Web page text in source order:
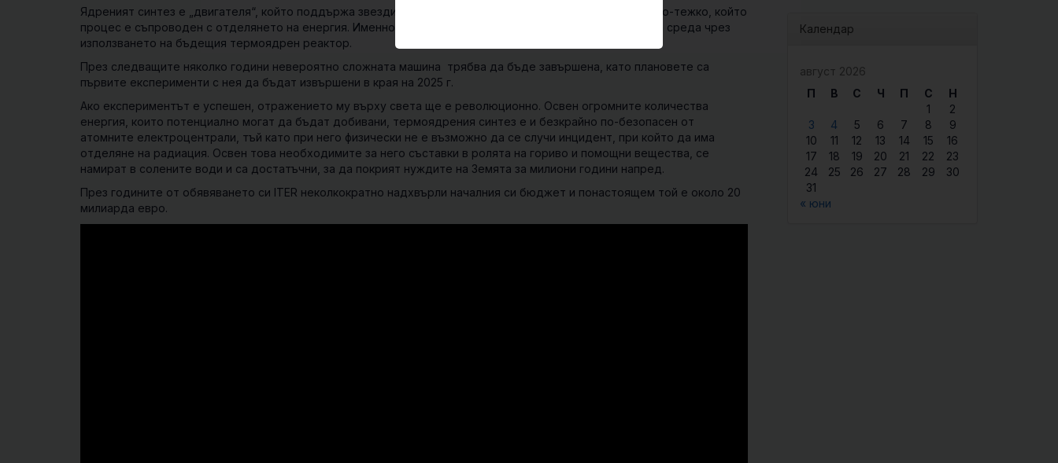
Ядреният синтез е „двигателя“, който поддържа звездите. При него по-леки атомни ядра се сливат в по-тежко, който
процес е съпроводен с отделянето на енергия. Именно този процес ще се пресъздава в контролирана среда чрез
използването на бъдещия термоядрен реактор.
През следващите няколко години невероятно сложната машина трябва да бъде завършена, като плановете са
първите експерименти с нея да бъдат извършени в края на 2025 г.
Ако експериментът е успешен, отражението му върху света ще е революционно. Освен огромните количества
енергия, които потенциално могат да бъдат добивани, термоядрения синтез е и безкрайно по-безопасен от
атомните електроцентрали, тъй като при него физически не е възможно да се случи инцидент, при който да има
отделяне на радиация. Освен това необходимите за него съставки в ролята на гориво и помощни вещества, се
намират в солените води и са достатъчни, за да покрият нуждите на Земята за милиони години напред.
През годините от обявяването си ITER неколкократно надхвърли началния си бюджет и понастоящем той е около 20
милиарда евро.
Календар
август 2026
П
В С Ч П С
Н
1
2
3
4 5 6 7 8
9
10
11 12 13 14 15
16
17
18 19 20 21 22
23
24
25 26 27 28 29
30
31
« юни